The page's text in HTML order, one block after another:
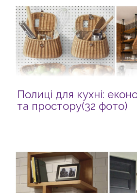
Полиці для кухні:
та простору(32 фото)